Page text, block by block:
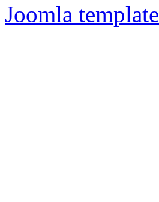
Joomla template